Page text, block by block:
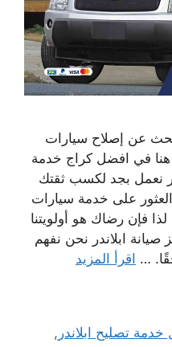
عن إصلاح سيارات
هنا في افضل كراج خدمة
نعمل بجد لكسب ثقتك
على خدمة سيارات
فإن رضاك ​​هو أولويتنا
ابلاندر نحن نفهم
… اقرأ المزيد
تصليح ابلاندر ,